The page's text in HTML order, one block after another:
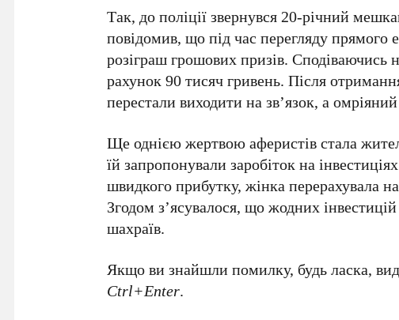
Так, до поліції звернувся 20-річний
повідомив, що під час перегляду прямого
розіграш грошових призів. Сподіваючись
рахунок 90 тисяч гривень. Після
перестали виходити на зв’язок, а
Ще однією жертвою аферистів стала
їй запропонували заробіток на
швидкого прибутку, жінка перерахувала
Згодом з’ясувалося, що жодних
шахраїв.
Якщо ви знайшли помилку, будь ласка,
Ctrl+Enter.